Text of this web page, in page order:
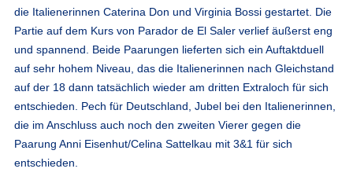
die Italienerinnen Caterina Don und Virginia Bossi gestartet. Die
Partie auf dem Kurs von Parador de El Saler verlief äußerst eng
und spannend. Beide Paarungen lieferten sich ein Auftaktduell
auf sehr hohem Niveau, das die Italienerinnen nach Gleichstand
auf der 18 dann tatsächlich wieder am dritten Extraloch für sich
entschieden. Pech für Deutschland, Jubel bei den Italienerinnen,
die im Anschluss auch noch den zweiten Vierer gegen die
Paarung Anni Eisenhut/Celina Sattelkau mit 3&1 für sich
entschieden.